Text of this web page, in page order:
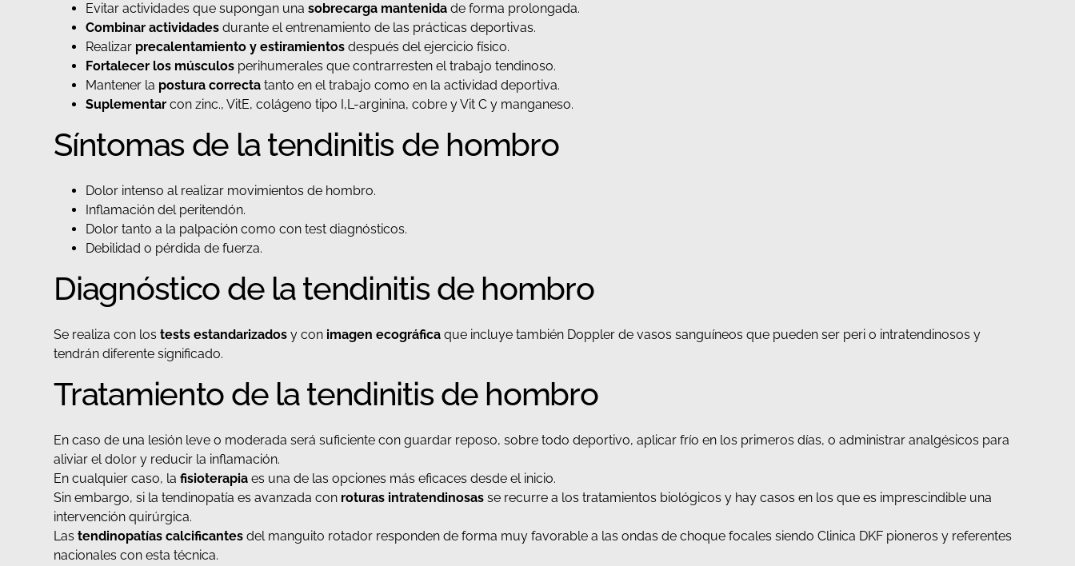
Evitar actividades que supongan una sobrecarga mantenida de forma prolongada.
Combinar actividades durante el entrenamiento de las prácticas deportivas.
Realizar precalentamiento y estiramientos después del ejercicio físico.
Fortalecer los músculos perihumerales que contrarresten el trabajo tendinoso.
Mantener la postura correcta tanto en el trabajo como en la actividad deportiva.
Suplementarcon zinc., VitE, colágeno tipo I,L-arginina, cobre y Vit C y manganeso.
Síntomas de la tendinitis de hombro
Dolor intenso al realizar movimientos de hombro.
Inflamación del peritendón.
Dolor tanto a la palpación como con test diagnósticos.
Debilidad o pérdida de fuerza.
Diagnóstico de la tendinitis de hombro
Se realiza con lostests estandarizados y con imagen ecográfica que incluye también Doppler de vasos sanguíneos que pueden ser peri o intratendinosos y
tendrán diferente significado.
Tratamiento de la tendinitis de hombro
En caso de una lesión leve o moderada será suficiente con guardar reposo, sobre todo deportivo, aplicar frío en los primeros días, o administrar analgésicos para
aliviar el dolor y reducir la inflamación.
En cualquier caso, lafisioterapiaes una de las opciones más eficaces desde el inicio.
Sin embargo, si la tendinopatía es avanzada con roturas intratendinosas se recurre a los tratamientos biológicos y hay casos en los que es imprescindible una
intervención quirúrgica.
Lastendinopatías calcificantes del manguito rotador responden de forma muy favorable a las ondas de choque focales siendo Clinica DKF pioneros y referentes
nacionales con esta técnica.